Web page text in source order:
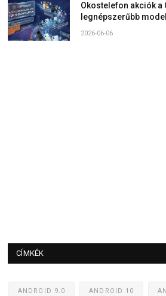
Okostelefon akciók a
legnépszerűbb
2026-06-06
CÍMKÉK
ANDROID 9.0 ANDROID 10